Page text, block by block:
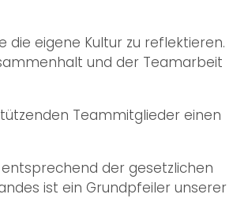
eigene Kultur zu reflektieren.
und der Teamarbeit
Teammitglieder einen
der gesetzlichen
ist ein Grundpfeiler unserer